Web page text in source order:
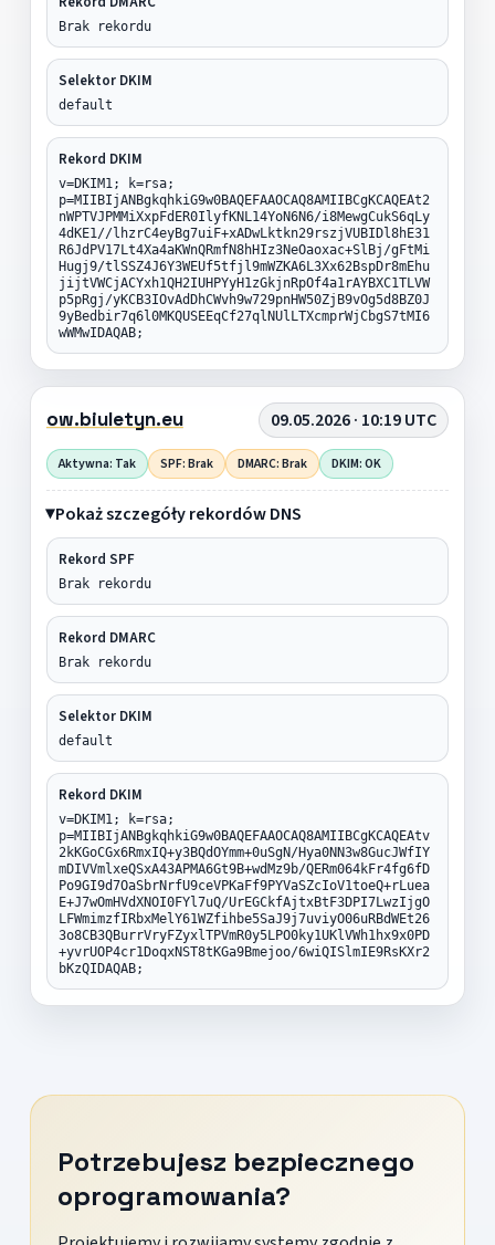
Brak rekordu
Selektor DKIM
default
Rekord DKIM
v=DKIM1; k=rsa;
p=MIIBIjANBgkqhkiG9w0BAQEFAAOCAQ8AMIIBCgKCAQEAt2
nWPTVJPMMiXxpFdER0IlyfKNL14YoN6N6/i8MewgCukS6qLy
4dKE1//lhzrC4eyBg7uiF+xADwLktkn29rszjVUBIDl8hE31
R6JdPV17Lt4Xa4aKWnQRmfN8hHIz3NeOaoxac+SlBj/gFtMi
Hugj9/tlSSZ4J6Y3WEUf5tfjl9mWZKA6L3Xx62BspDr8mEhu
jijtVWCjACYxh1QH2IUHPYyH1zGkjnRpOf4a1rAYBXC1TLVW
p5pRgj/yKCB3IOvAdDhCWvh9w729pnHW50ZjB9vOg5d8BZ0J
9yBedbir7q6l0MKQUSEEqCf27qlNUlLTXcmprWjCbgS7tMI6
wWMwIDAQAB;
ow.biuletyn.eu 09.05.2026 · 10:19 UTC
Aktywna: Tak SPF: Brak DMARC: Brak DKIM: OK
Pokaż szczegóły rekordów DNS
Rekord SPF
Brak rekordu
Rekord DMARC
Brak rekordu
Selektor DKIM
default
Rekord DKIM
v=DKIM1; k=rsa;
p=MIIBIjANBgkqhkiG9w0BAQEFAAOCAQ8AMIIBCgKCAQEAtv
2kKGoCGx6RmxIQ+y3BQdOYmm+0uSgN/Hya0NN3w8GucJWfIY
mDIVVmlxeQSxA43APMA6Gt9B+wdMz9b/QERm064kFr4fg6fD
Po9GI9d7OaSbrNrfU9ceVPKaFf9PYVaSZcIoV1toeQ+rLuea
E+J7wOmHVdXNOI0FYl7uQ/UrEGCkfAjtxBtF3DPI7LwzIjgO
LFWmimzfIRbxMelY61WZfihbe5SaJ9j7uviyO06uRBdWEt26
3o8CB3QBurrVryFZyxlTPVmR0y5LPO0ky1UKlVWh1hx9x0PD
+yvrUOP4cr1DoqxNST8tKGa9Bmejoo/6wiQISlmIE9RsKXr2
bKzQIDAQAB;
Potrzebujesz bezpiecznego
oprogramowania?